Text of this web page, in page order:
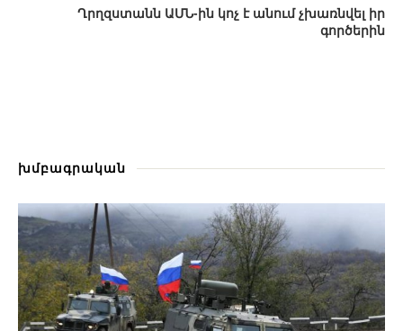
Ղրղզստանն ԱՄՆ-ին կոչ է անում չխառնվել իր
գործերին
խմբագրական